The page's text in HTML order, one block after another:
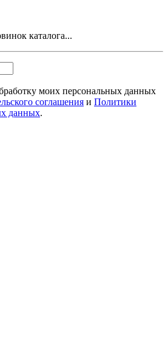
каталога...
моих персональных данных
соглашения и Политики
данных.